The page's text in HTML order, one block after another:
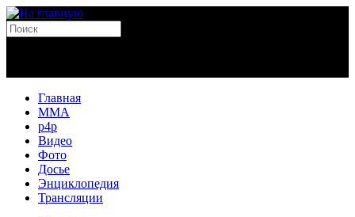
Главная
MMA
p4p
Видео
Фото
Досье
Энциклопедия
Трансляции